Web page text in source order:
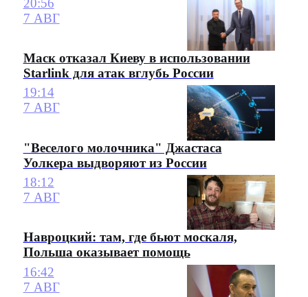
20:56
7 АВГ
Маск отказал Киеву в использовании
Starlink для атак вглубь России
19:14
7 АВГ
"Веселого молочника" Джастаса
Уолкера выдворяют из России
18:12
7 АВГ
Навроцкий: там, где бьют москаля,
Польша оказывает помощь
16:42
7 АВГ